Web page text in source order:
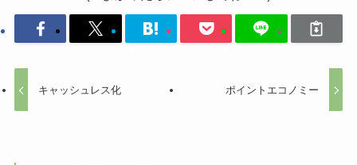
キャッシュレス化 ポイントエコノミー